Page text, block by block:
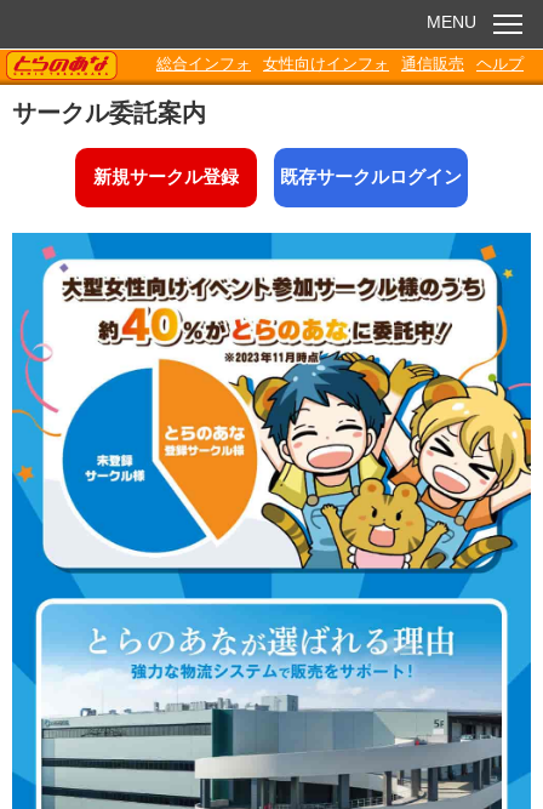
お知らせ
電子書籍
Q&A
各種ダウンロード
MENU
TORANOANA
総合インフォ 女性向けインフォ 通信販売 ヘルプ
サークル委託案内
新規サークル登録 既存サークルログイン